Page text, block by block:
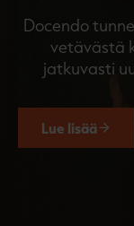
Docendo
vetävästä
jatkuvasti
Lue lisää